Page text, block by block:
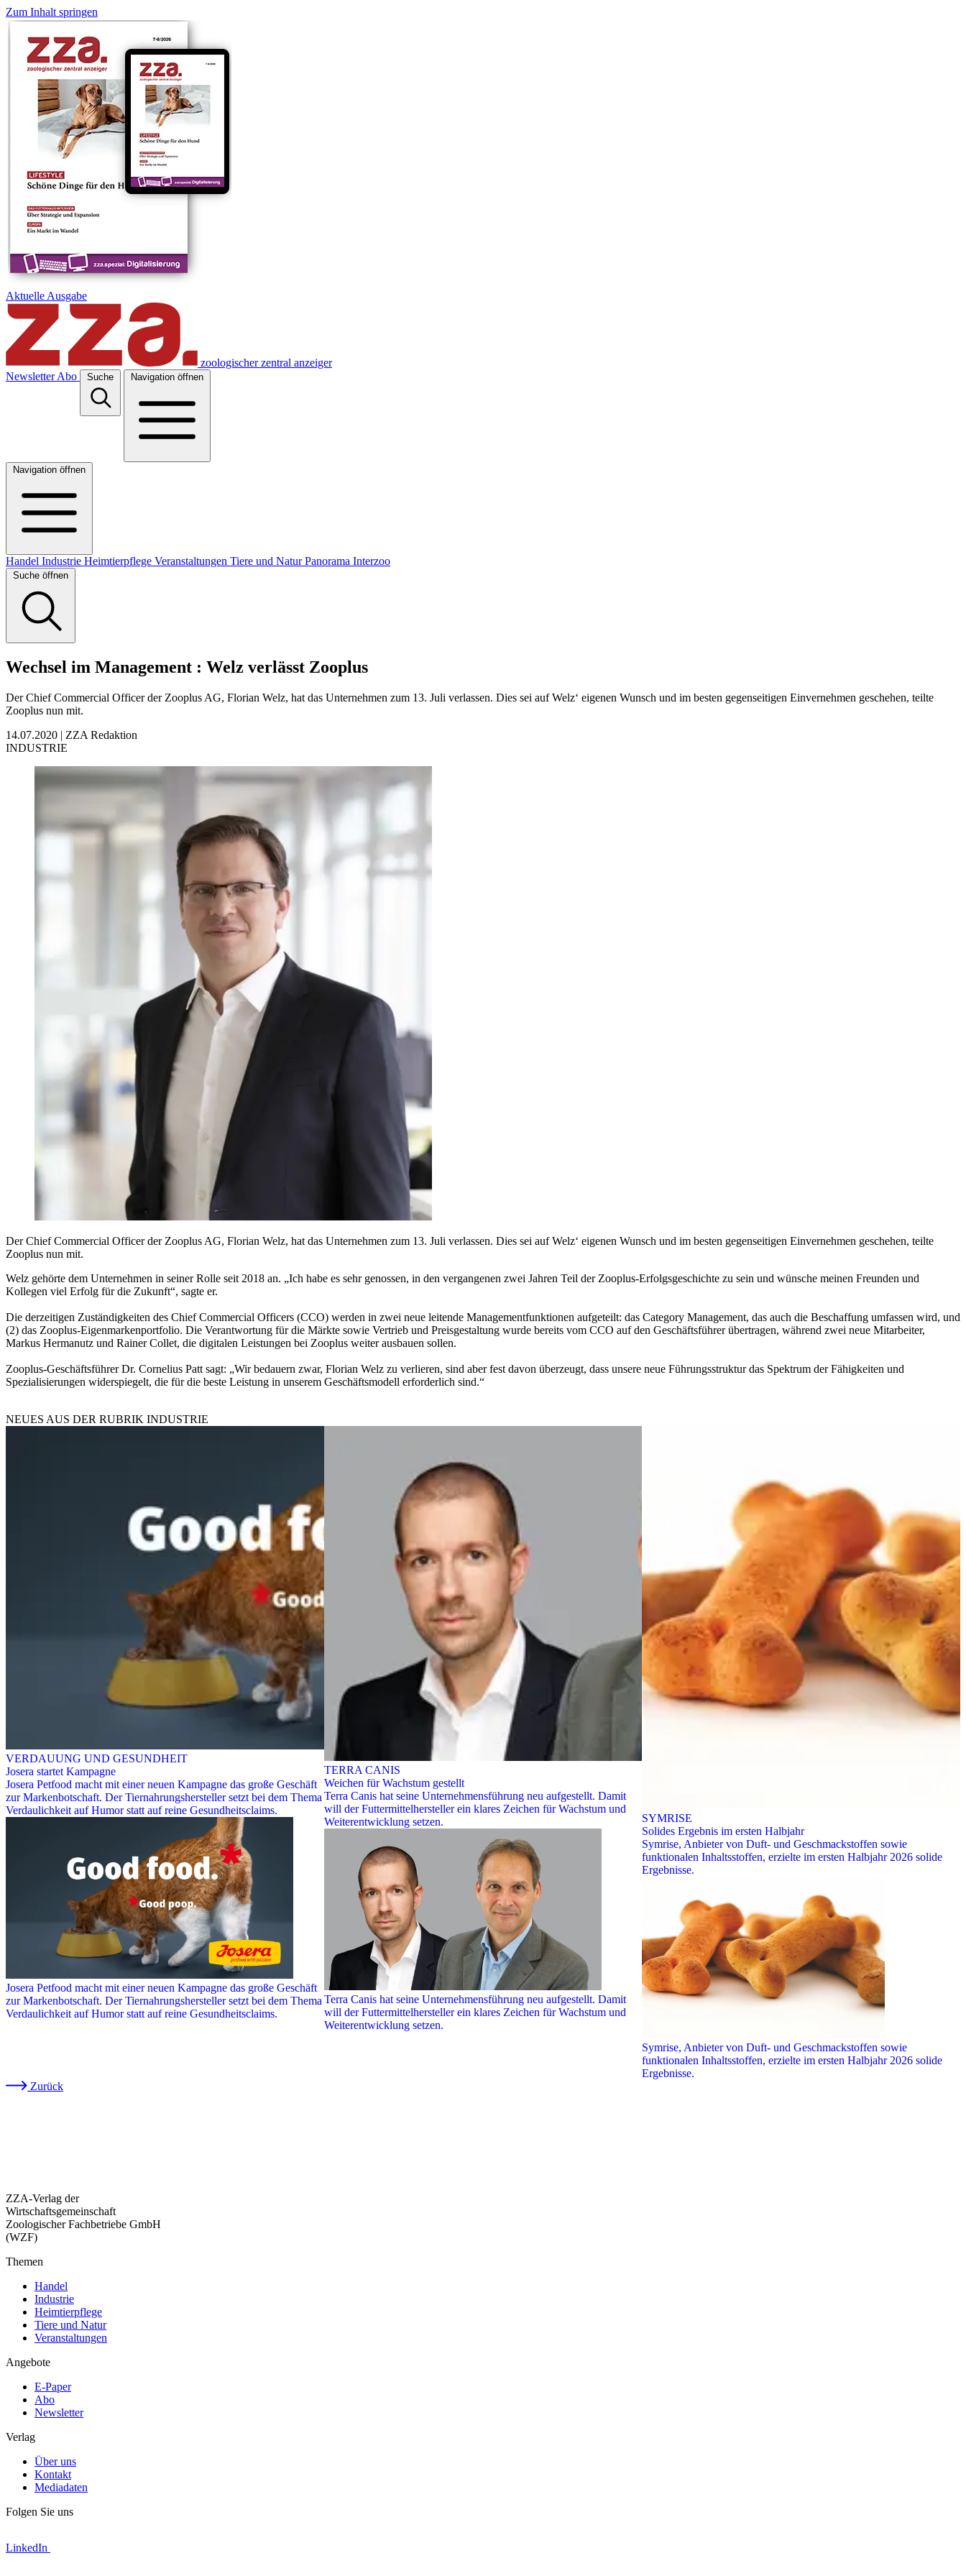
Zum Inhalt springen
Aktuelle Ausgabe
zoologischer zentral anzeiger
Newsletter Abo Suche Navigation öffnen
Navigation öffnen
Handel Industrie Heimtierpflege Veranstaltungen Tiere und NaturPanorama Interzoo
Suche öffnen
Wechsel im Management : Welz verlässt Zooplus
Der Chief Commercial Officer der Zooplus AG, Florian Welz, hat das Unternehmen zum 13. Juli verlassen. Dies sei auf Welz‘ eigenen Wunsch und im besten gegenseitigen Einvernehmen geschehen, teilte
Zooplus nun mit.
14.07.2020 | ZZA Redaktion
INDUSTRIE
Der Chief Commercial Officer der Zooplus AG, Florian Welz, hat das Unternehmen zum 13. Juli verlassen. Dies sei auf Welz‘ eigenen Wunsch und im besten gegenseitigen Einvernehmen geschehen, teilte
Zooplus nun mit.
Welz gehörte dem Unternehmen in seiner Rolle seit 2018 an. „Ich habe es sehr genossen, in den vergangenen zwei Jahren Teil der Zooplus-Erfolgsgeschichte zu sein und wünsche meinen Freunden und
Kollegen viel Erfolg für die Zukunft“, sagte er.
Die derzeitigen Zuständigkeiten des Chief Commercial Officers (CCO) werden in zwei neue leitende Managementfunktionen aufgeteilt: das Category Management, das auch die Beschaffung umfassen wird, und
(2) das Zooplus-Eigenmarkenportfolio. Die Verantwortung für die Märkte sowie Vertrieb und Preisgestaltung wurde bereits vom CCO auf den Geschäftsführer übertragen, während zwei neue Mitarbeiter,
Markus Hermanutz und Rainer Collet, die digitalen Leistungen bei Zooplus weiter ausbauen sollen.
Zooplus-Geschäftsführer Dr. Cornelius Patt sagt: „Wir bedauern zwar, Florian Welz zu verlieren, sind aber fest davon überzeugt, dass unsere neue Führungsstruktur das Spektrum der Fähigkeiten und
Spezialisierungen widerspiegelt, die für die beste Leistung in unserem Geschäftsmodell erforderlich sind.“
NEUES AUS DER RUBRIK INDUSTRIE
VERDAUUNG UND GESUNDHEIT
Josera startet Kampagne
Josera Petfood macht mit einer neuen Kampagne das große Geschäft
zur Markenbotschaft. Der Tiernahrungshersteller setzt bei dem Thema
Verdaulichkeit auf Humor statt auf reine Gesundheitsclaims.
Josera Petfood macht mit einer neuen Kampagne das große Geschäft
zur Markenbotschaft. Der Tiernahrungshersteller setzt bei dem Thema
Verdaulichkeit auf Humor statt auf reine Gesundheitsclaims.
TERRA CANIS
Weichen für Wachstum gestellt
Terra Canis hat seine Unternehmensführung neu aufgestellt. Damit
will der Futtermittelhersteller ein klares Zeichen für Wachstum und
Weiterentwicklung setzen.
Terra Canis hat seine Unternehmensführung neu aufgestellt. Damit
will der Futtermittelhersteller ein klares Zeichen für Wachstum und
Weiterentwicklung setzen.
SYMRISE
Solides Ergebnis im ersten Halbjahr
Symrise, Anbieter von Duft- und Geschmackstoffen sowie
funktionalen Inhaltsstoffen, erzielte im ersten Halbjahr 2026 solide
Ergebnisse.
Symrise, Anbieter von Duft- und Geschmackstoffen sowie
funktionalen Inhaltsstoffen, erzielte im ersten Halbjahr 2026 solide
Ergebnisse.
Zurück
ZZA-Verlag der
Wirtschaftsgemeinschaft
Zoologischer Fachbetriebe GmbH
(WZF)
Themen
Handel
Industrie
Heimtierpflege
Tiere und Natur
Veranstaltungen
Angebote
E-Paper
Abo
Newsletter
Verlag
Über uns
Kontakt
Mediadaten
Folgen Sie uns
LinkedIn